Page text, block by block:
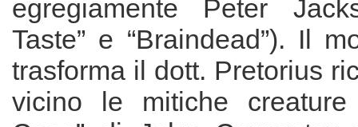
egregiamente Peter
Taste” e “Braindead”). Il
trasforma il dott. Pretorius
vicino le mitiche